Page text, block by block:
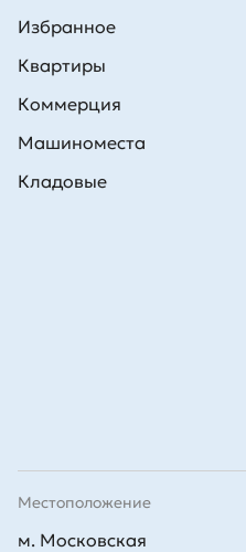
Избранное
Квартиры
Коммерция
Машиноместа
Кладовые
Местоположение
м. Московская